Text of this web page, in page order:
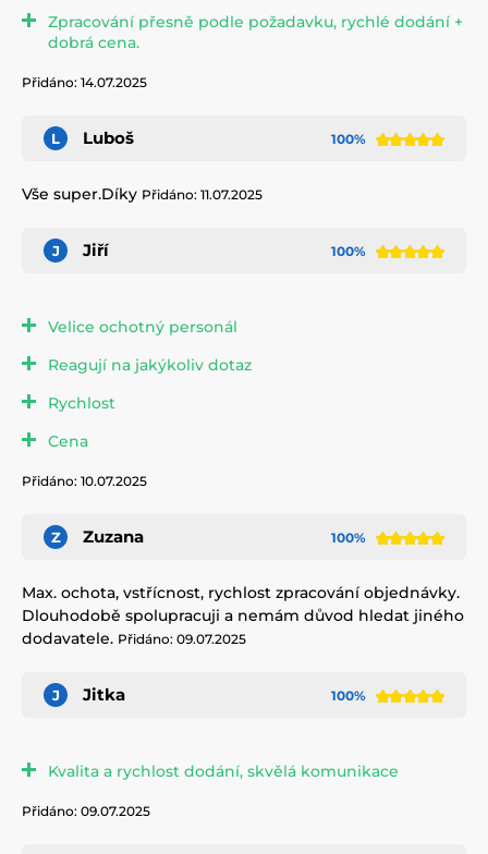
Zpracování přesně podle požadavku, rychlé dodání +
dobrá cena.
Přidáno: 14.07.2025
L Luboš 100%
Vše super.Díky Přidáno: 11.07.2025
J Jiří 100%
Velice ochotný personál
Reagují na jakýkoliv dotaz
Rychlost
Cena
Přidáno: 10.07.2025
Z Zuzana 100%
Max. ochota, vstřícnost, rychlost zpracování objednávky.
Dlouhodobě spolupracuji a nemám důvod hledat jiného
dodavatele. Přidáno: 09.07.2025
J Jitka 100%
Kvalita a rychlost dodání, skvělá komunikace
Přidáno: 09.07.2025